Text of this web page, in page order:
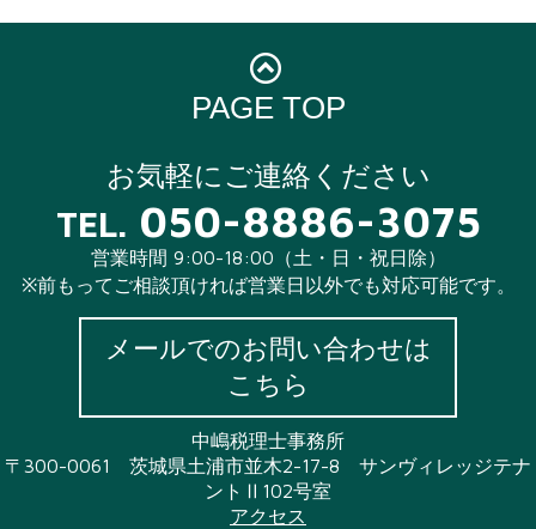
PAGE TOP
お気軽にご連絡ください
TEL. 050-8886-3075
営業時間 9:00-18:00（土・日・祝日除）
※前もってご相談頂ければ営業日以外でも対応可能です。
メールでのお問い合わせは
こちら
中嶋税理士事務所
〒300-0061 茨城県土浦市並木2-17-8 サンヴィレッジテナ
ントⅡ102号室
アクセス